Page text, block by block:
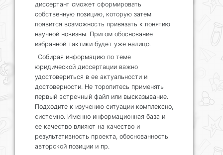
диссертант сможет сформировать
собственную позицию, которую затем
появится возможность привязать к понятию
научной новизны. Притом обоснование
избранной тактики будет уже налицо.
Собирая информацию по теме
юридической диссертации важно
удостовериться в ее актуальности и
достоверности. Не торопитесь применять
первый встречный файл или высказывание.
Подходите к изучению ситуации комплексно,
системно. Именно информационная база и
ее качество влияют на качество и
результативность проекта, обоснованность
авторской позиции и пр.